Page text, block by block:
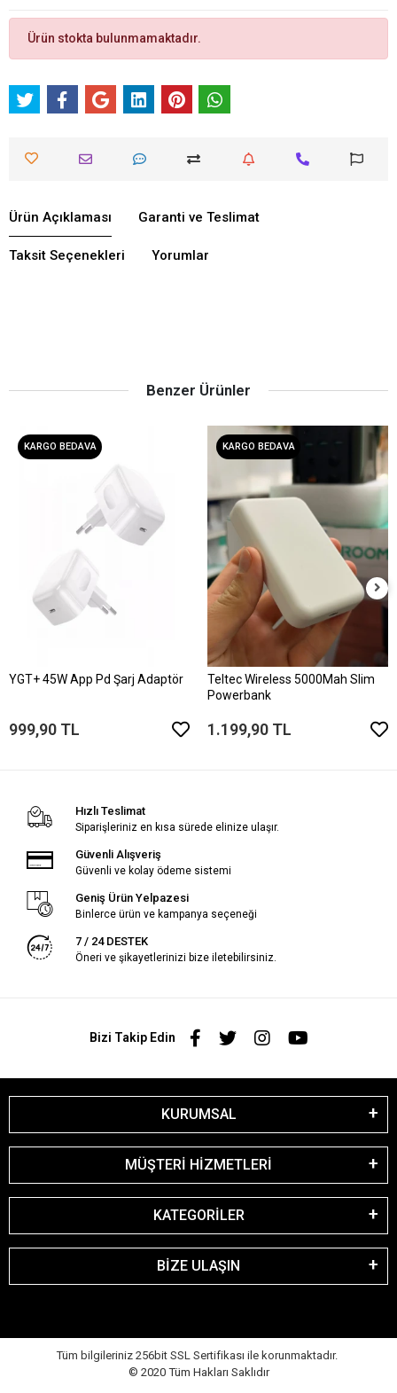
Ürün stokta bulunmamaktadır.
Ürün Açıklaması Garanti ve Teslimat
Taksit Seçenekleri Yorumlar
Benzer Ürünler
KARGO BEDAVA
YGT+ 45W App Pd Şarj Adaptör
999,90 TL
KARGO BEDAVA
Teltec Wireless 5000Mah Slim
Powerbank
1.199,90 TL
Hızlı Teslimat
Siparişleriniz en kısa sürede elinize ulaşır.
Güvenli Alışveriş
Güvenli ve kolay ödeme sistemi
Geniş Ürün Yelpazesi
Binlerce ürün ve kampanya seçeneği
7 / 24 DESTEK
Öneri ve şikayetlerinizi bize iletebilirsiniz.
Bizi Takip Edin
KURUMSAL
MÜŞTERİ HİZMETLERİ
KATEGORİLER
BİZE ULAŞIN
Tüm bilgileriniz 256bit SSL Sertifikası ile korunmaktadır.
© 2020 Tüm Hakları Saklıdır